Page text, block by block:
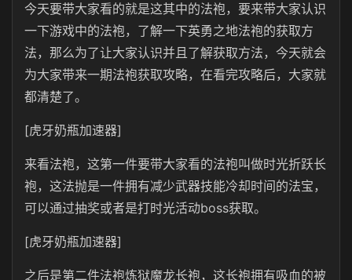
今天要带大家看的就是这其中的法袍，要来带大家认识
一下游戏中的法袍，了解一下英勇之地法袍的获取方
法，那么为了让大家认识并且了解获取方法，今天就会
为大家带来一期法袍获取攻略，在看完攻略后，大家就
都清楚了。
[虎牙奶瓶加速器]
来看法袍，这第一件要带大家看的法袍叫做时光折跃长
袍，这法抛是一件拥有减少武器技能冷却时间的法宝，
可以通过抽奖或者是打时光活动boss获取。
[虎牙奶瓶加速器]
之后是第二件法袍炼狱魔龙长袍，这长袍拥有吸血的被